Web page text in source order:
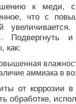
к меди,
что с
Подвергнуть
как:
аммиака в
от коррозии
обработке,